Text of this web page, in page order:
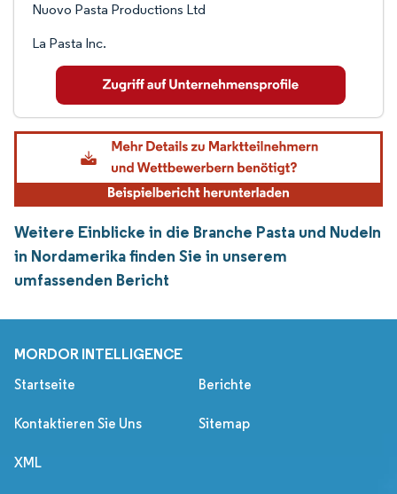
Nuovo Pasta Productions Ltd
La Pasta Inc.
Weitere Einblicke in die Branche Pasta und Nudeln
in Nordamerika finden Sie in unserem
umfassenden Bericht
MORDOR INTELLIGENCE
Startseite Berichte
Kontaktieren Sie Uns Sitemap
XML